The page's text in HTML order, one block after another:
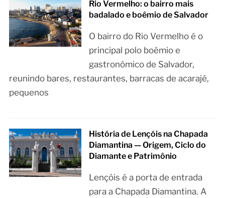
Rio Vermelho: o bairro mais
badalado e boêmio de Salvador
O bairro do Rio Vermelho é o
principal polo boêmio e
gastronômico de Salvador,
reunindo bares, restaurantes, barracas de acarajé,
pequenos
História de Lençóis na Chapada
Diamantina — Origem, Ciclo do
Diamante e Patrimônio
Lençóis é a porta de entrada
para a Chapada Diamantina. A